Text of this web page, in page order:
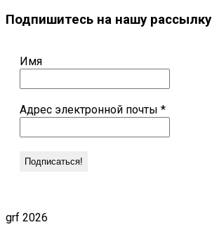
Подпишитесь на нашу рассылку
Имя
Адрес электронной почты *
grf 2026